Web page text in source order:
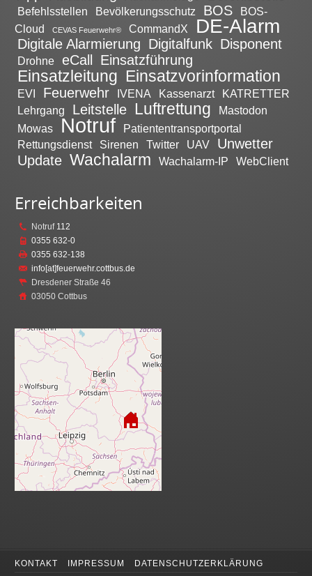
Befehlsstellen Bevölkerungsschutz BOS
BOS-
Cloud
CEVAS Feuerwehr® CommandX DE-Alarm
Digitale Alarmierung Digitalfunk Disponent
Drohne eCall Einsatzführung
Einsatzleitung Einsatzvorinformation
EVI Feuerwehr IVENA Kassenarzt
KATRETTER
Lehrgang
Leitstelle Luftrettung
Mastodon
Mowas
Notruf
Patiententransportportal
Rettungsdienst
Sirenen Twitter UAV
Unwetter
Update Wachalarm Wachalarm-IP WebClient
Erreichbarkeiten
Notruf 112
0355 632-0
0355 632-138
info[at]feuerwehr.cottbus.de
Dresdener Straße 46
03050 Cottbus
KONTAKT IMPRESSUM DATENSCHUTZERKLÄRUNG